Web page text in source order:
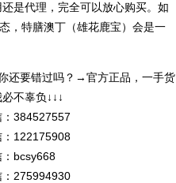
是代理，完全可以放心购买。如
，特膳澳丁（雄花鹿宝）会是一
还要错过吗？→官方正品，一手货
不辜负↓↓↓
384527557
：122175908
：bcsy668
：275994930